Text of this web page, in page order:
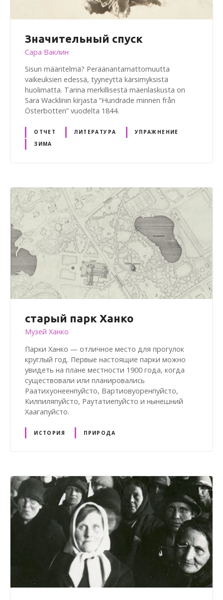
Значительный спуск
Сара Ваклин
Sisun määritelmä? Peräänantamattomuutta
vaikeuksien edessä, tyyneyttä kärsimyksistä
huolimatta. Tarina merkillisestä mäenlaskusta on
Sara Wacklinin kirjasta “Hundrade minnen från
Österbotten” vuodelta 1844.
ОТЧЕТ ЛИТЕРАТУРА
УПРАЖНЕНИЕ
ЗИМА
старый парк Ханко
Музей Ханко
Парки Ханко — отличное место для прогулок
круглый год. Первые настоящие парки можно
увидеть на плане местности 1900 года, когда
существовали или планировались
Раатихуонеенпуйсто, Вартиовуоренпуйсто,
Килпиляпуйсто, Раутатиепуйсто и нынешний
Хаагапуйсто.
ИСТОРИЯ ПРИРОДА